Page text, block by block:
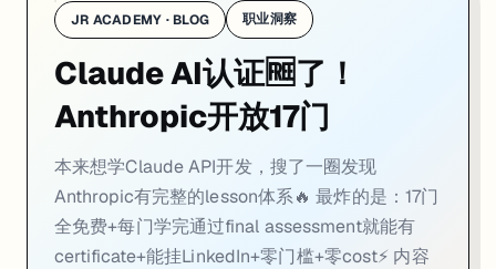
内容分得非常细： 想用Claude提效的学Claude和AI Fluency 开发者
我自己先看完了MCP那两门，通过final assessment后直接download
Claude Code那几门也很实用！不只教你用，还教你怎么创建Skills和
适合开发者的路径： Claude打基础→API开发→MCP入门→MCP高级
JR ACADEMY · BLOG 职业洞察
Claude AI认证🆓了！
Anthropic开放17门
本来想学Claude API开发，搜了一圈发现
Anthropic有完整的lesson体系🔥 最炸的是：17门
全免费+每门学完通过final assessment就能有
certificate+能挂LinkedIn+零门槛+零cost⚡ 内容